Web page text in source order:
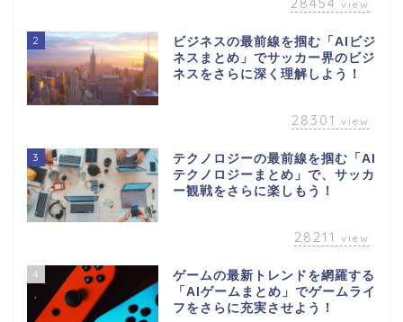
28454 view
2
ビジネスの最前線を掴む「AIビジ
ネスまとめ」でサッカー界のビジ
ネスをさらに深く理解しよう！
28301 view
3
テクノロジーの最前線を掴む「AI
テクノロジーまとめ」で、サッカ
ー観戦をさらに楽しもう！
28211 view
4
ゲームの最新トレンドを網羅する
「AIゲームまとめ」でゲームライ
フをさらに充実させよう！